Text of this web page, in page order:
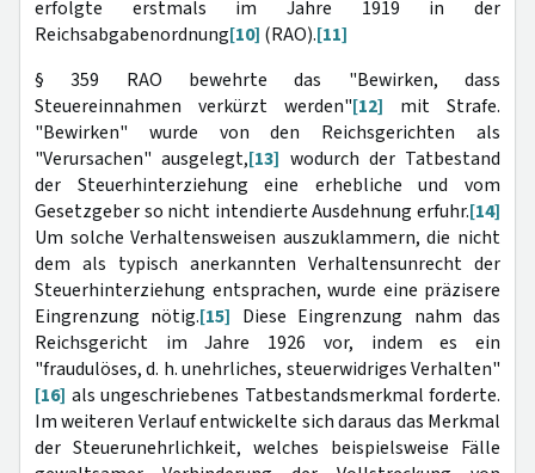
erfolgte erstmals im Jahre 1919 in der
Reichsabgabenordnung[10] (RAO).[11]
§ 359 RAO bewehrte das "Bewirken, dass
Steuereinnahmen verkürzt werden"[12] mit Strafe.
"Bewirken" wurde von den Reichsgerichten als
"Verursachen" ausgelegt,[13] wodurch der Tatbestand
der Steuerhinterziehung eine erhebliche und vom
Gesetzgeber so nicht intendierte Ausdehnung erfuhr.[14]
Um solche Verhaltensweisen auszuklammern, die nicht
dem als typisch anerkannten Verhaltensunrecht der
Steuerhinterziehung entsprachen, wurde eine präzisere
Eingrenzung nötig.[15] Diese Eingrenzung nahm das
Reichsgericht im Jahre 1926 vor, indem es ein
"fraudulöses, d. h. unehrliches, steuerwidriges Verhalten"
[16] als ungeschriebenes Tatbestandsmerkmal forderte.
Im weiteren Verlauf entwickelte sich daraus das Merkmal
der Steuerunehrlichkeit, welches beispielsweise Fälle